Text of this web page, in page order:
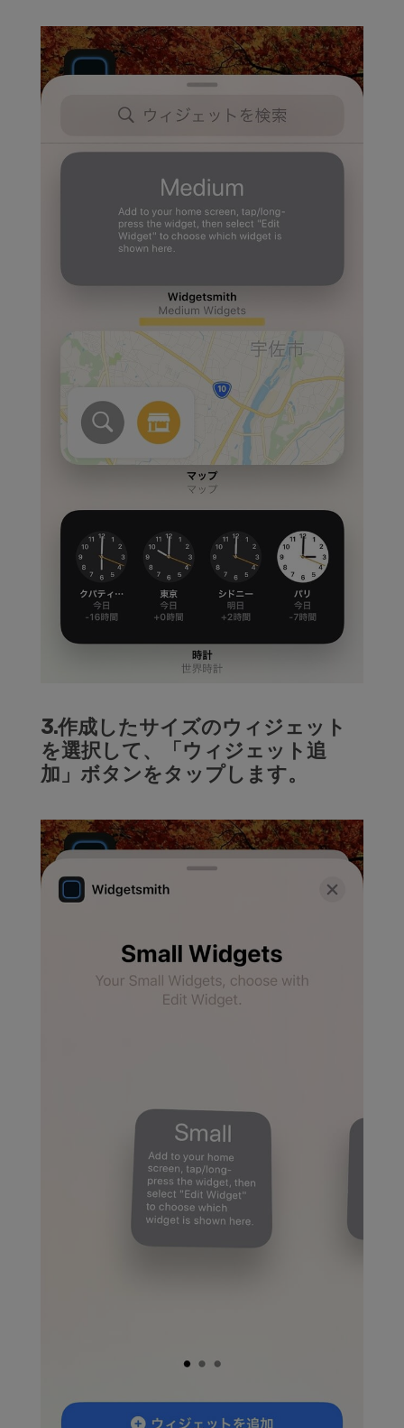
3.作成したサイズのウィジェット
を選択して、「ウィジェット追
加」ボタンをタップします。